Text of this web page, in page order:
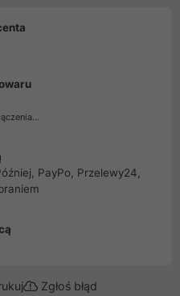
PayPo, Przelewy24,
Zgłoś błąd